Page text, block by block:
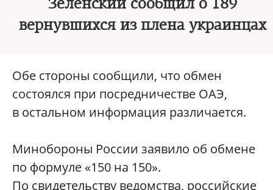
Зеленский сообщил о 189
вернувшихся из плена украинцах
Обе стороны сообщили, что обмен
состоялся при посредничестве ОАЭ,
в остальном информация различается.
Минобороны России заявило об обмене
по формуле «150 на 150».
По свидетельству ведомства, российские